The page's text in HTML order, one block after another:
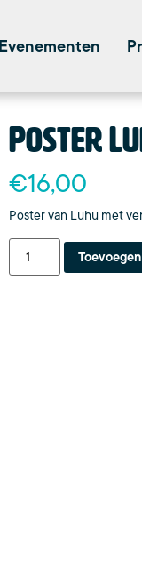
Evenementen
Poster
€16,00
Poster van Luhu met